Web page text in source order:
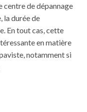
centre de dépannage
la durée de
En tout cas, cette
en matière
notamment si